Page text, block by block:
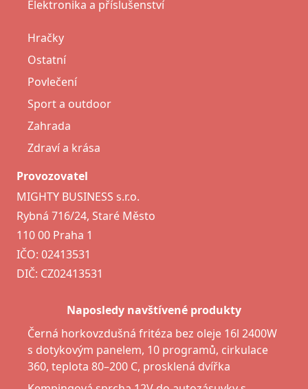
Elektronika a příslušenství
Hračky
Ostatní
Povlečení
Sport a outdoor
Zahrada
Zdraví a krása
Provozovatel
MIGHTY BUSINESS s.r.o.
Rybná 716/24, Staré Město
110 00 Praha 1
IČO: 02413531
DIČ: CZ02413531
Naposledy navštívené produkty
Černá horkovzdušná fritéza bez oleje 16l 2400W
s dotykovým panelem, 10 programů, cirkulace
360, teplota 80–200 C, prosklená dvířka